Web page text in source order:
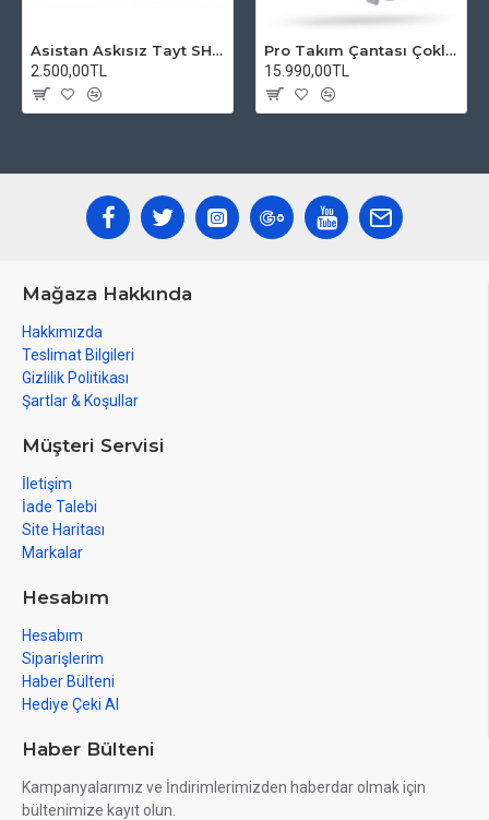
Asistan Askısız Tayt SH20 Pedli Siyah
2.500,00TL
Pro Takım Çantası Çoklu Tamir Seti
15.990,00TL
Mağaza Hakkında
Hakkımızda
Teslimat Bilgileri
Gizlilik Politikası
Şartlar & Koşullar
Müşteri Servisi
İletişim
İade Talebi
Site Haritası
Markalar
Hesabım
Hesabım
Siparişlerim
Haber Bülteni
Hediye Çeki Al
Haber Bülteni
Kampanyalarımız ve İndirimlerimizden haberdar olmak için
bültenimize kayıt olun.